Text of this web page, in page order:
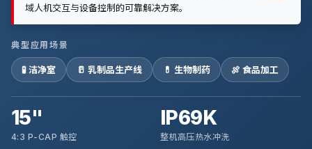
域人机交互与设备控制的可靠解决方案。
典型应用场景
🧪 洁净室 🥛 乳制品生产线 💊 生物制药 🍖 食品加工
15"
4:3 P-CAP 触控
IP69K
整机高压热水冲洗